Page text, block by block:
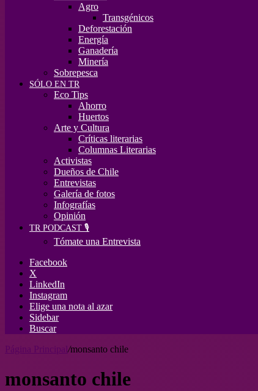
Agro
Transgénicos
Deforestación
Energía
Ganadería
Minería
Sobrepesca
SÓLO EN TR
Eco Tips
Ahorro
Huertos
Arte y Cultura
Críticas literarias
Columnas Literarias
Activistas
Dueños de Chile
Entrevistas
Galería de fotos
Infografías
Opinión
TR PODCAST 🎙️
Tómate una Entrevista
Facebook
X
LinkedIn
Instagram
Elige una nota al azar
Sidebar
Buscar
/monsanto chile
monsanto chile